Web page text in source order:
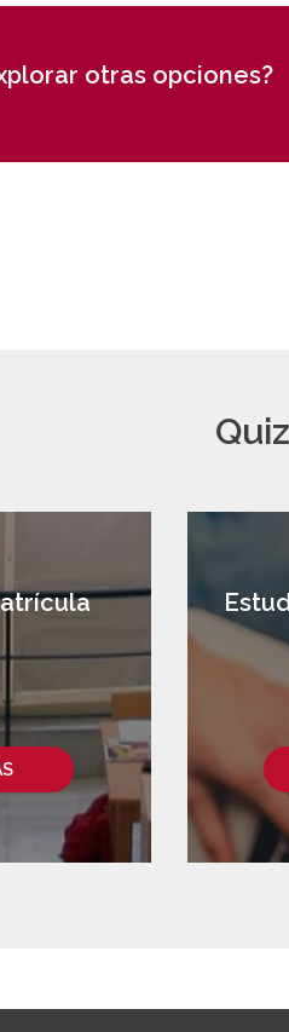
otras opciones?